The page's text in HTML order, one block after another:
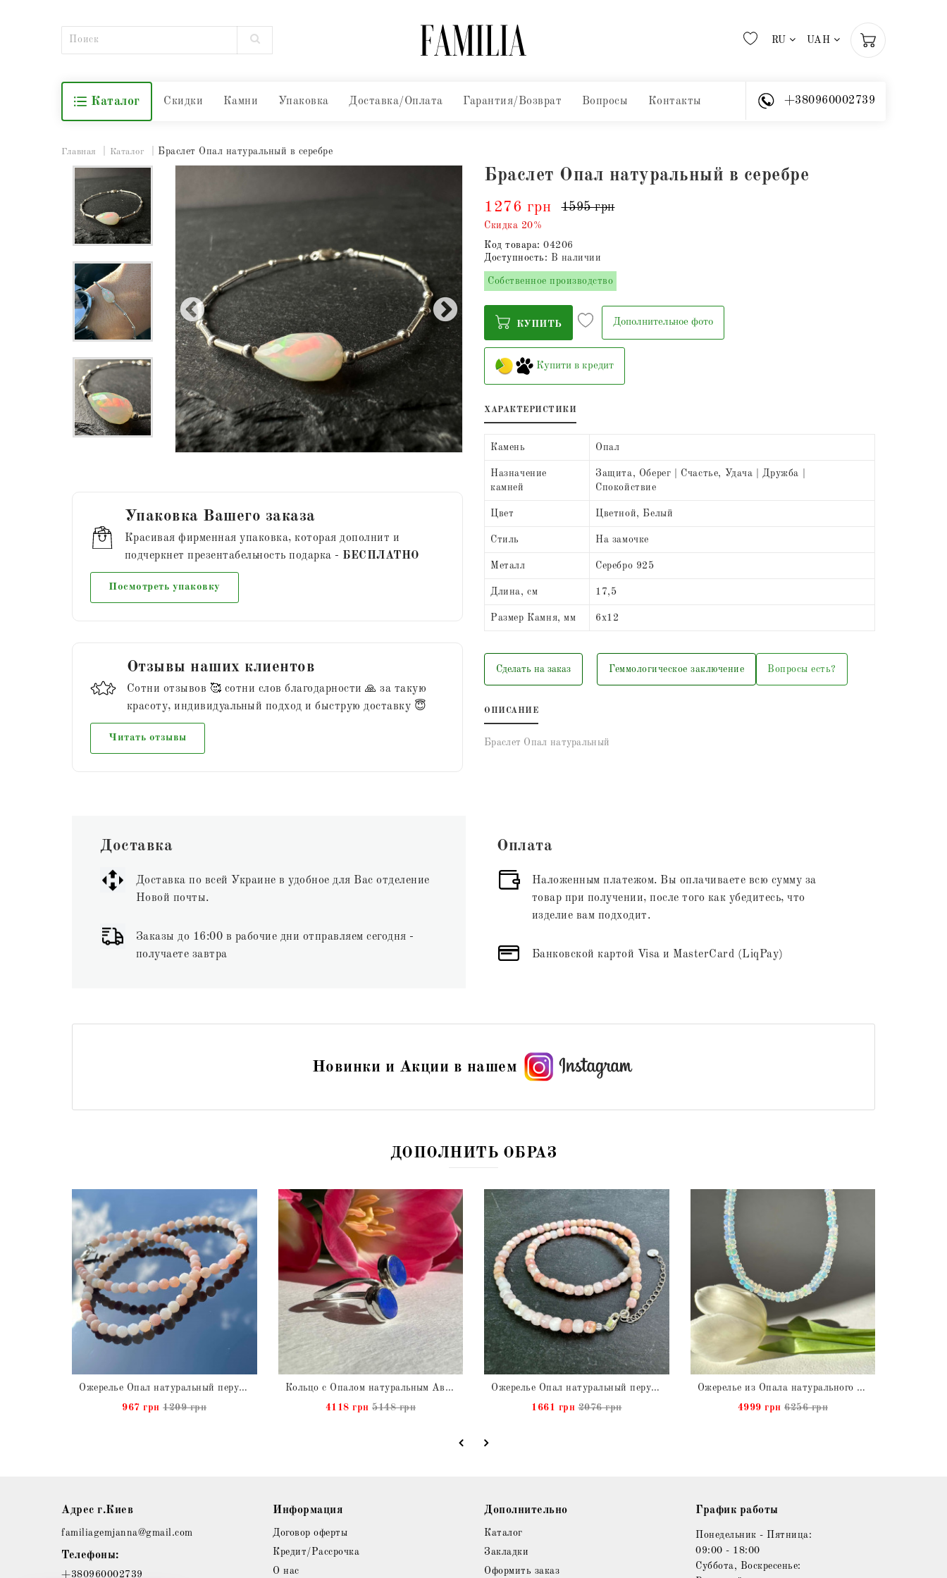
RU UAH
Каталог Скидки Камни Упаковка Доставка/Оплата Гарантия/Возврат Вопросы Контакты +380960002739
Главная Каталог Браслет Опал натуральный в серебре
Упаковка Вашего заказа
Красивая фирменная упаковка, которая дополнит и
подчеркнет презентабельность подарка - БЕСПЛАТНО
Посмотреть упаковку
Отзывы наших клиентов
Сотни отзывов 🥰 сотни слов благодарности 🙏 за такую
красоту, индивидуальный подход и быструю доставку 😇
Читать отзывы
Браслет Опал натуральный в серебре
1276 грн 1595 грн
Скидка 20%
Код товара: 04206
Доступность: В наличии
Собственное производство
КУПИТЬ Дополнительное фото
Купити в кредит
ХАРАКТЕРИСТИКИ
Камень Опал
Назначение
камней
Защита, Оберег | Счастье, Удача | Дружба |
Спокойствие
Цвет Цветной, Белый
Стиль На замочке
Металл Серебро 925
Длина, см 17,5
Размер Камня, мм 6х12
Сделать на заказ Геммологическое заключение Вопросы есть?
ОПИСАНИЕ
Браслет Опал натуральный
Доставка
Доставка по всей Украине в удобное для Вас отделение
Новой почты.
Заказы до 16:00 в рабочие дни отправляем сегодня -
получаете завтра
Оплата
Наложенным платежом. Вы оплачиваете всю сумму за
товар при получении, после того как убедитесь, что
изделие вам подходит.
Банковской картой Visa и MasterCard (LiqPay)
Новинки и Акции в нашем
ДОПОЛНИТЬ ОБРАЗ
Ожерелье Опал натуральный перуанский
967 грн 1209 грн
Кольцо с Опалом натуральным Австралийским
4118 грн 5148 грн
Ожерелье Опал натуральный перуанский
1661 грн 2076 грн
Ожерелье из Опала натурального Эфиопия
4999 грн 6256 грн
Адрес г.Киев
familiagemjanna@gmail.com
Телефоны:
+380960002739
Информация
Договор оферты
Кредит/Рассрочка
О нас
Дополнительно
Каталог
Закладки
Оформить заказ
График работы
Понедельник - Пятница:
09:00 - 18:00
Суббота, Воскресенье: